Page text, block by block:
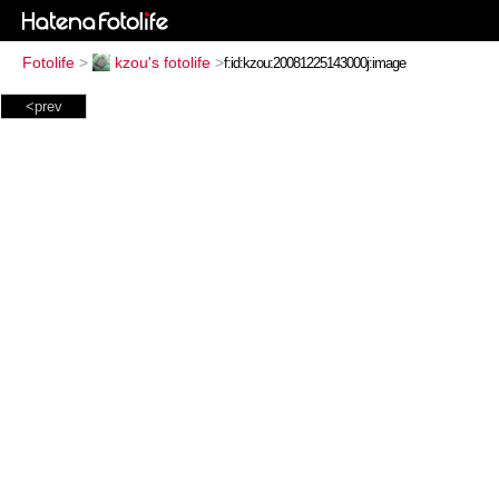
Fotolife > kzou's fotolife >
<prev